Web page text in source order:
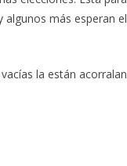
más esperan
la están